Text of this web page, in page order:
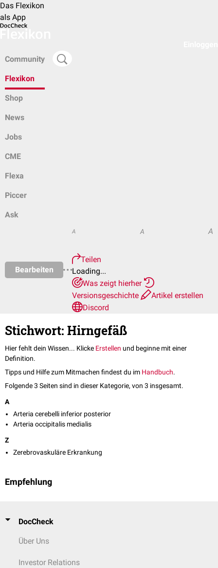
Das Flexikon
als App
Community
Flexikon
Shop
News
Jobs
CME
Flexa
Piccer
Ask
Bearbeiten
A A A
Teilen
Loading...
Was zeigt hierher
Versionsgeschichte
Artikel erstellen
Discord
Stichwort: Hirngefäß
Hier fehlt dein Wissen... Klicke Erstellen und beginne mit einer
Definition.
Tipps und Hilfe zum Mitmachen findest du im Handbuch.
Folgende 3 Seiten sind in dieser Kategorie, von 3 insgesamt.
A
Arteria cerebelli inferior posterior
Arteria occipitalis medialis
Z
Zerebrovaskuläre Erkrankung
Empfehlung
DocCheck
Über Uns
Investor Relations